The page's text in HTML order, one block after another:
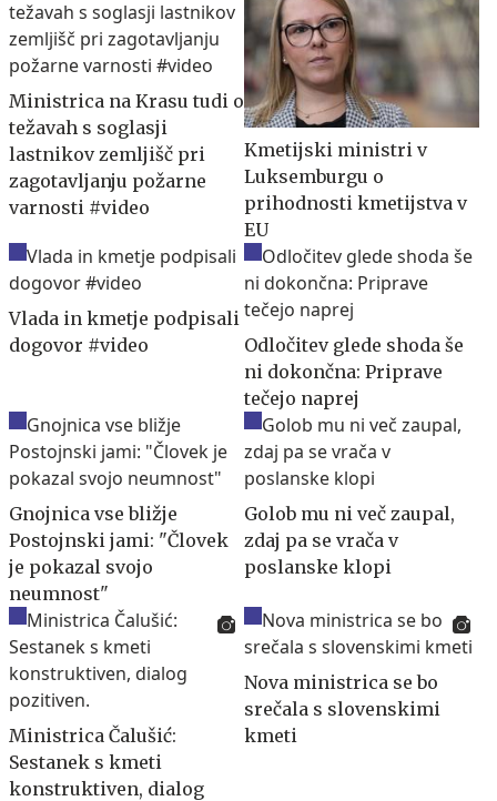
Ministrica na Krasu tudi o
težavah s soglasji
lastnikov zemljišč pri
zagotavljanju požarne
varnosti #video
Kmetijski ministri v
Luksemburgu o
prihodnosti kmetijstva v
EU
Vlada in kmetje podpisali
dogovor #video
Odločitev glede shoda še
ni dokončna: Priprave
tečejo naprej
Gnojnica vse bližje
Postojnski jami: "Človek
je pokazal svojo
neumnost"
Golob mu ni več zaupal,
zdaj pa se vrača v
poslanske klopi
Ministrica Čalušić:
Sestanek s kmeti
konstruktiven, dialog
Nova ministrica se bo
srečala s slovenskimi
kmeti